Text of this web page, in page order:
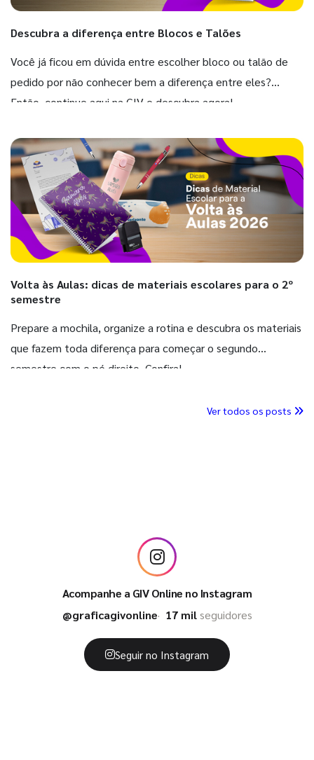
Descubra a diferença entre Blocos e Talões
Você já ficou em dúvida entre escolher bloco ou talão de
pedido por não conhecer bem a diferença entre eles?
Então, continue aqui na GIV e descubra agora!
Volta às Aulas: dicas de materiais escolares para o 2º
semestre
Prepare a mochila, organize a rotina e descubra os materiais
que fazem toda diferença para começar o segundo
semestre com o pé direito. Confira!
Ver todos os posts
Acompanhe a GIV Online no Instagram
@graficagivonline
17 milseguidores
Seguir no Instagram